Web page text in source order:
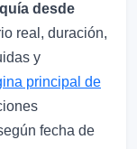
desde
real, duración,
y
principal de
fecha de